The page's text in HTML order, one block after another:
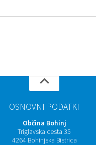
OSNOVNI PODATKI
Občina Bohinj
Triglavska cesta 35
4264 Bohinjska Bistrica